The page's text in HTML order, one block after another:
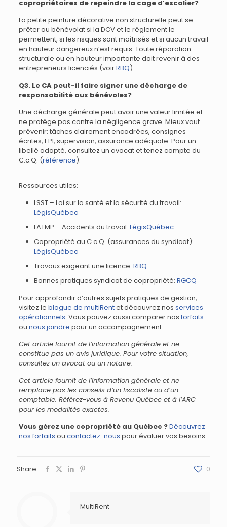
copropriétaires de repeindre la cage d’escalier?
La petite peinture décorative non structurelle peut se
prêter au bénévolat si la DCV et le règlement le
permettent, si les risques sont maîtrisés et si aucun travail
en hauteur dangereux n’est requis. Toute réparation
structurale ou en hauteur importante doit revenir à des
entrepreneurs licenciés (voirRBQ).
Q3. Le CA peut-il faire signer une décharge de
responsabilité aux bénévoles?
Une décharge générale peut avoir une valeur limitée et
ne protège pas contre la négligence grave. Mieux vaut
prévenir: tâches clairement encadrées, consignes
écrites, EPI, supervision, assurance adéquate. Pour un
libellé adapté, consultez un avocat et tenez compte du
C.c.Q. (référence).
Ressources utiles:
LSST – Loi sur la santé et la sécurité du travail:
LégisQuébec
LATMP – Accidents du travail: LégisQuébec
Copropriété au C.c.Q. (assurances du syndicat):
LégisQuébec
Travaux exigeant une licence: RBQ
Bonnes pratiques syndicat de copropriété: RGCQ
Pour approfondir d’autres sujets pratiques de gestion,
visitez le blogue de multiRentet découvrez nos services
opérationnels. Vous pouvez aussi comparer nos forfaits
ou nous joindre pour un accompagnement.
Cet article fournit de l’information générale et ne
constitue pas un avis juridique. Pour votre situation,
consultez un avocat ou un notaire.
Cet article fournit de l’information générale et ne
remplace pas les conseils d’un fiscaliste ou d’un
comptable. Référez-vous à Revenu Québec et à l’ARC
pour les modalités exactes.
Vous gérez une copropriété au Québec ?Découvrez
nos forfaits ou contactez-nous pour évaluer vos besoins.
Share 0
MultiRent